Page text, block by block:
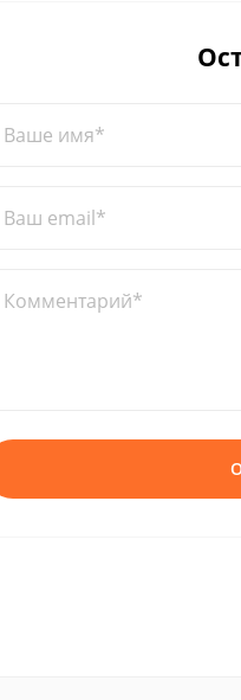
Ваше имя*
Ваш email*
Комментарий*